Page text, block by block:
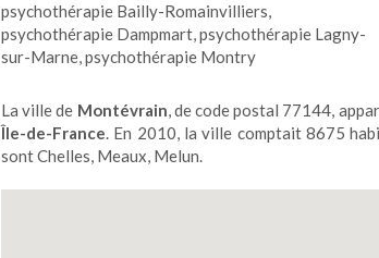
psychothérapie Bailly-Romainvilliers,
psychothérapie Dampmart,psychothérapie Lagny-
sur-Marne,psychothérapie Montry
La ville de Montévrain, de code postal 77144,
Île-de-France. En 2010, la ville comptait 8675
sont Chelles, Meaux, Melun.